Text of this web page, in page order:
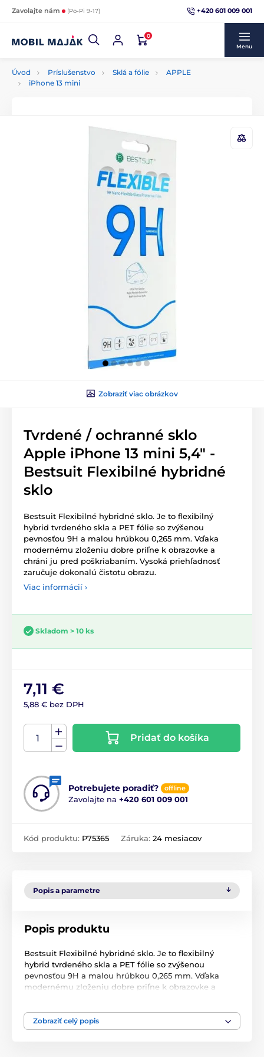
Zavolajte nám (Po-Pi 9-17) +420 601 009 001
0
Menu
Úvod Príslušenstvo Sklá a fólie
APPLE
iPhone 13 mini
Zobraziť viac obrázkov
Tvrdené / ochranné sklo
Apple iPhone 13 mini 5,4" -
Bestsuit Flexibilné hybridné
sklo
Bestsuit Flexibilné hybridné sklo. Je to flexibilný
hybrid tvrdeného skla a PET fólie so zvýšenou
pevnosťou 9H a malou hrúbkou 0,265 mm. Vďaka
modernému zloženiu dobre priľne k obrazovke a
chráni ju pred poškriabaním. Vysoká priehľadnosť
zaručuje dokonalú čistotu obrazu.
Viac informácií ›
Skladom > 10 ks
7,11 €
5,88 € bez DPH
Pridať do košíka
Potrebujete poradiť? offline
Zavolajte na +420 601 009 001
Kód produktu: P75365 Záruka: 24 mesiacov
Popis a parametre
Popis produktu
Bestsuit Flexibilné hybridné sklo. Je to flexibilný
hybrid tvrdeného skla a PET fólie so zvýšenou
pevnosťou 9H a malou hrúbkou 0,265 mm. Vďaka
modernému zloženiu dobre priľne k obrazovke a
Vďaka jedinečnej kombinácii tvrdeného skla s
Zobraziť celý popis